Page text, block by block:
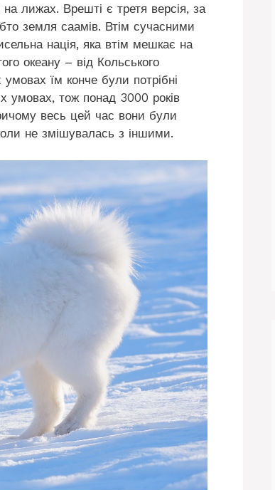
на лижах. Врешті є третя версія, за
земля саамів. Втім сучасними
нація, яка втім мешкає на
океану – від Кольського
їм конче були потрібні
умовах, тож понад 3000 років
весь цей час вони були
не змішувалась з іншими.